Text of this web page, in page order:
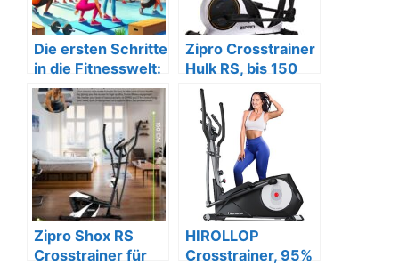
Die ersten Schritte
in die Fitnesswelt:
Ein
Anfängerleitfaden
Zipro Crosstrainer
Hulk RS, bis 150
kg, 8 Widerstände.
Zipro Shox RS
Crosstrainer für
HIROLLOP
Crosstrainer, 95%